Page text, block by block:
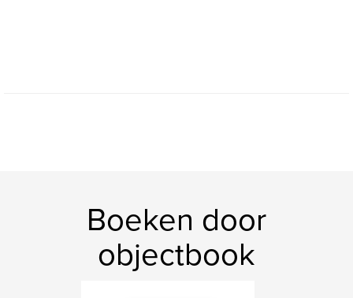
Boeken door
objectbook